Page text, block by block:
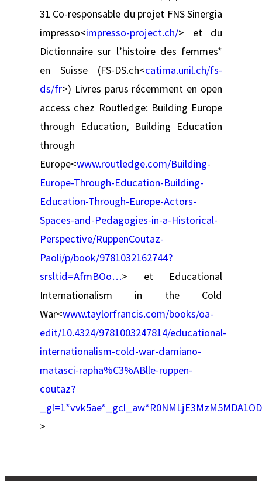
31 Co-responsable du projet FNS Sinergia
impresso<impresso-project.ch/> et du
Dictionnaire sur l’histoire des femmes*
en Suisse (FS-DS.ch<catima.unil.ch/fs-
ds/fr>) Livres parus récemment en open
access chez Routledge: Building Europe
through Education, Building Education
through
Europe<www.routledge.com/Building-
Europe-Through-Education-Building-
Education-Through-Europe-Actors-
Spaces-and-Pedagogies-in-a-Historical-
Perspective/RuppenCoutaz-
Paoli/p/book/9781032162744?
srsltid=AfmBOo…> et Educational
Internationalism in the Cold
War<www.taylorfrancis.com/books/oa-
edit/10.4324/9781003247814/educational-
internationalism-cold-war-damiano-
matasci-rapha%C3%ABlle-ruppen-
coutaz?
>